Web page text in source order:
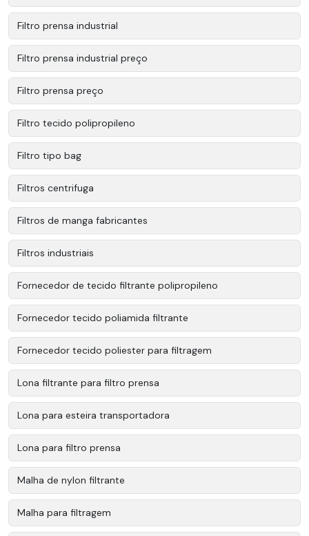
Filtro prensa industrial
Filtro prensa industrial preço
Filtro prensa preço
Filtro tecido polipropileno
Filtro tipo bag
Filtros centrifuga
Filtros de manga fabricantes
Filtros industriais
Fornecedor de tecido filtrante polipropileno
Fornecedor tecido poliamida filtrante
Fornecedor tecido poliester para filtragem
Lona filtrante para filtro prensa
Lona para esteira transportadora
Lona para filtro prensa
Malha de nylon filtrante
Malha para filtragem